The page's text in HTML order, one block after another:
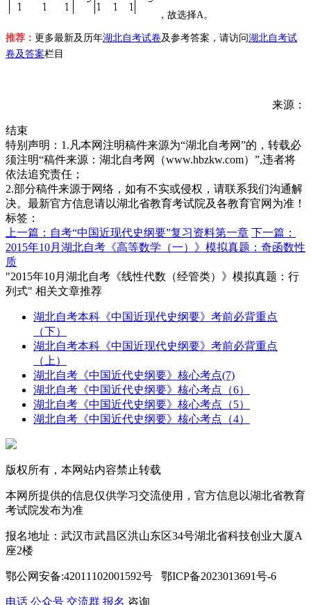
，故选择A。
推荐： 更多最新及历年湖北自考试卷及参考答案，请访问湖北自考试
卷及答案栏目
来源：
结束
特别声明：1.凡本网注明稿件来源为“湖北自考网”的，转载必
须注明“稿件来源：湖北自考网（www.hbzkw.com）”,违者将
依法追究责任；
2.部分稿件来源于网络，如有不实或侵权，请联系我们沟通解
决。最新官方信息请以湖北省教育考试院及各教育官网为准！
标签：
上一篇：自考“中国近现代史纲要”复习资料第一章 下一篇：
2015年10月湖北自考《高等数学（一）》模拟真题：奇函数性
质
"2015年10月湖北自考《线性代数（经管类）》模拟真题：行
列式" 相关文章推荐
湖北自考本科《中国近现代史纲要》考前必背重点
（下）
湖北自考本科《中国近现代史纲要》考前必背重点
（上）
湖北自考《中国近代史纲要》核心考点(7)
湖北自考《中国近代史纲要》核心考点（6）
湖北自考《中国近代史纲要》核心考点（5）
湖北自考《中国近代史纲要》核心考点（4）
版权所有，本网站内容禁止转载
本网所提供的信息仅供学习交流使用，官方信息以湖北省教育
考试院发布为准
报名地址：武汉市武昌区洪山东区34号湖北省科技创业大厦A
座2楼
鄂公网安备:42011102001592号 鄂ICP备2023013691号-6
电话 公众号 交流群 报名 咨询